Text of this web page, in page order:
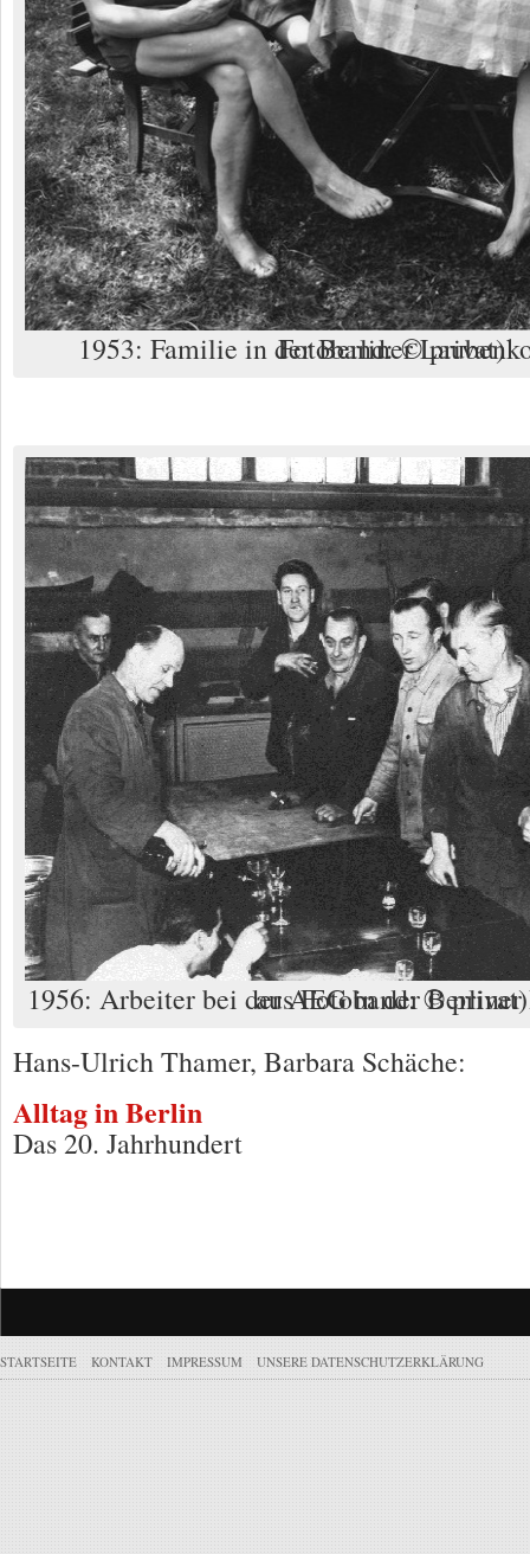
1953: Familie in der Berliner Laubenkolonie (Foto aus Fotoband: © privat)
1956: Arbeiter bei der AEG in der Berliner Brunnestrasse (Foto aus Fotoband: © privat)
Hans-Ulrich Thamer, Barbara Schäche:
Alltag in Berlin
Das 20. Jahrhundert
STARTSEITE KONTAKT IMPRESSUM UNSERE DATENSCHUTZERKLÄRUNG